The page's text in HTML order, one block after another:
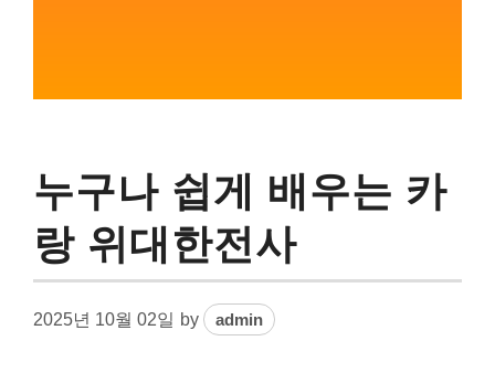
누구나 쉽게 배우는 카
랑 위대한전사
2025년 10월 02일 by admin